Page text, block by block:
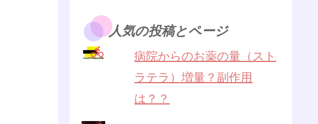
人気の投稿とページ
病院からのお薬の量（スト
ラテラ）増量？副作用
は？？